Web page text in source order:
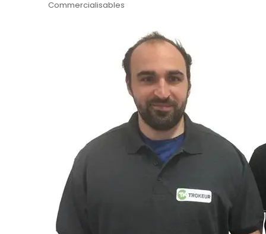
Commercialisables